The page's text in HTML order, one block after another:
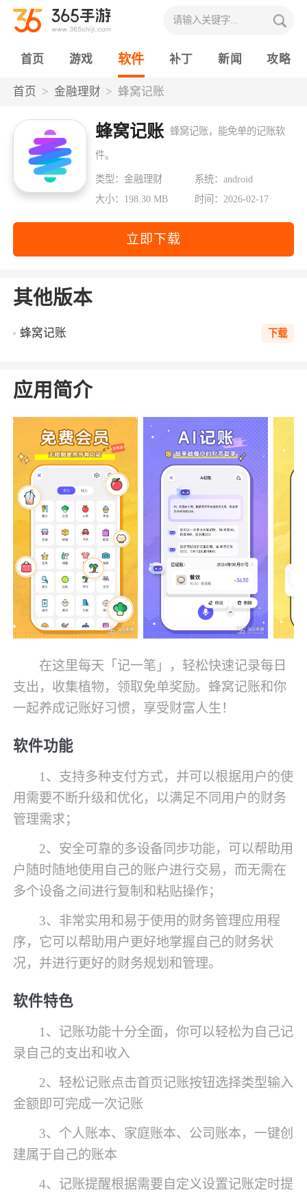
首页 游戏 软件 补丁 新闻 攻略
首页 金融理财 蜂窝记账
蜂窝记账 蜂窝记账，能免单的记账软
件。
类型：金融理财
系统：android
大小：198.30 MB
时间：2026-02-17
立即下载
其他版本
蜂窝记账 下载
应用简介
在这里每天「记一笔」，轻松快速记录每日
支出，收集植物，领取免单奖励。蜂窝记账和你
一起养成记账好习惯，享受财富人生！
软件功能
1、支持多种支付方式，并可以根据用户的使
用需要不断升级和优化，以满足不同用户的财务
管理需求；
2、安全可靠的多设备同步功能，可以帮助用
户随时随地使用自己的账户进行交易，而无需在
多个设备之间进行复制和粘贴操作；
3、非常实用和易于使用的财务管理应用程
序，它可以帮助用户更好地掌握自己的财务状
况，并进行更好的财务规划和管理。
软件特色
1、记账功能十分全面，你可以轻松为自己记
录自己的支出和收入
2、轻松记账点击首页记账按钮选择类型输入
金额即可完成一次记账
3、个人账本、家庭账本、公司账本，一键创
建属于自己的账本
4、记账提醒根据需要自定义设置记账定时提